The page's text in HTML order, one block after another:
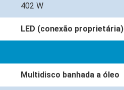
402 W
LED (conexão proprietária)
Multidisco banhada a óleo